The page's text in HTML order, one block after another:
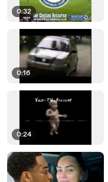
0:32
0:16
0:24